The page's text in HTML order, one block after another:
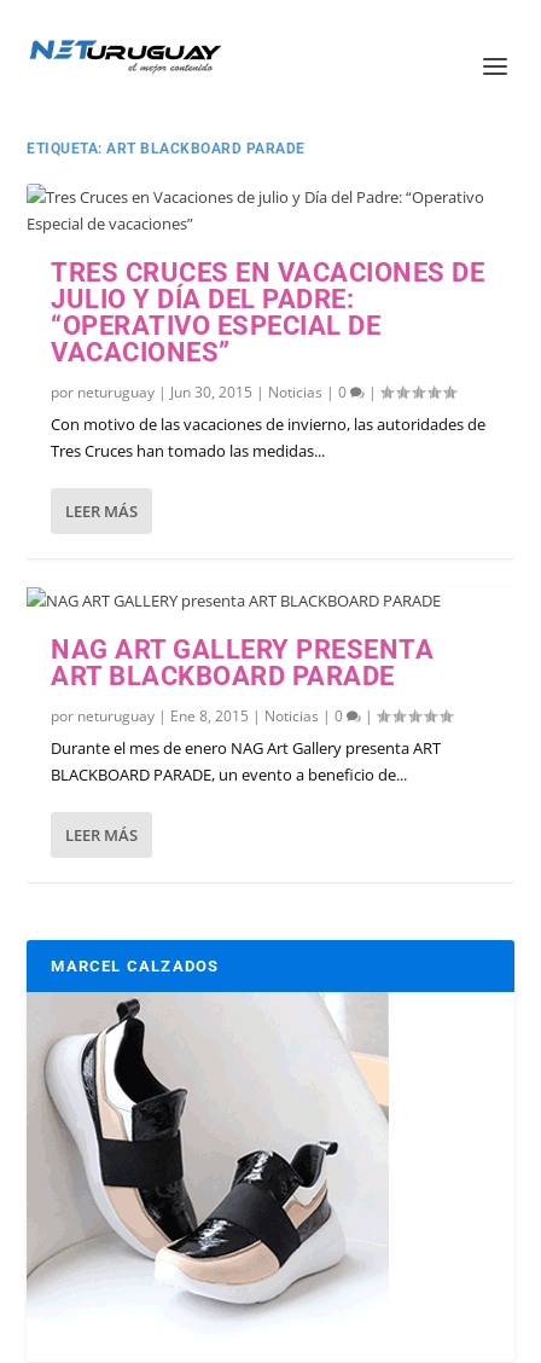
ETIQUETA:ART BLACKBOARD PARADE
TRES CRUCES EN VACACIONES DE
JULIO Y DÍA DEL PADRE:
“OPERATIVO ESPECIAL DE
VACACIONES”
por neturuguay | Jun 30, 2015 | Noticias |0 |
Con motivo de las vacaciones de invierno, las autoridades de
Tres Cruces han tomado las medidas...
LEER MÁS
NAG ART GALLERY PRESENTA
ART BLACKBOARD PARADE
por neturuguay | Ene 8, 2015 | Noticias |0 |
Durante el mes de enero NAG Art Gallery presenta ART
BLACKBOARD PARADE, un evento a beneficio de...
LEER MÁS
MARCEL CALZADOS